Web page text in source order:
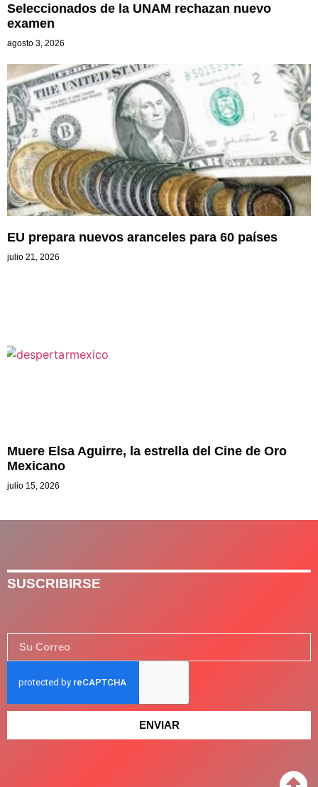
Seleccionados de la UNAM rechazan nuevo
examen
agosto 3, 2026
EU prepara nuevos aranceles para 60 países
julio 21, 2026
Muere Elsa Aguirre, la estrella del Cine de Oro
Mexicano
julio 15, 2026
SUSCRIBIRSE
ENVIAR